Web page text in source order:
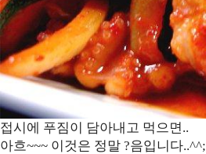
접시에 푸짐이 담아내고 먹으면..
아흐~~~ 이것은 정말 ?음입니다